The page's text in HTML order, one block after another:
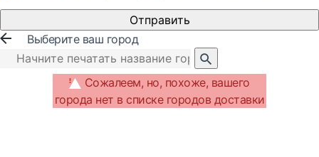
Отправить
Выберите ваш город
Сожалеем, но, похоже, вашего
города нет в списке городов доставки